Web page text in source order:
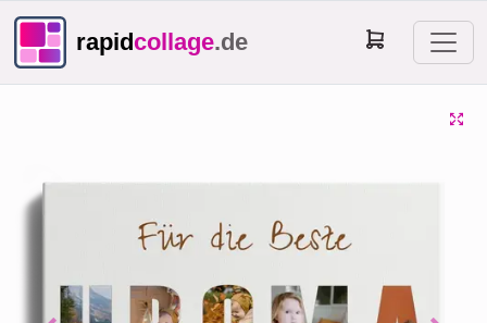
rapidcollage.de